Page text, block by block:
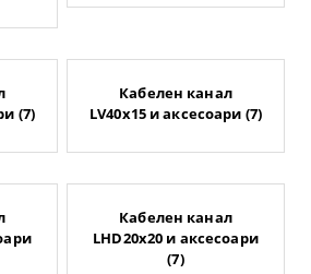
(7)
Кабелен канал
LV40x15 и аксесоари (7)
Кабелен канал
LHD20x20 и аксесоари
(7)